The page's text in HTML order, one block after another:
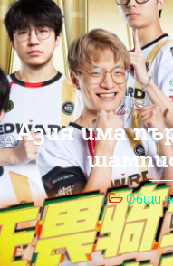
Азия има
Общи